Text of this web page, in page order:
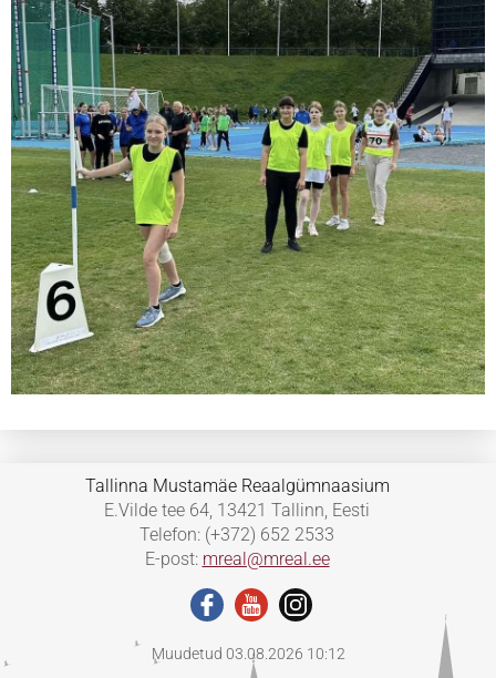
Tallinna Mustamäe Reaalgümnaasium
E.Vilde tee 64, 13421 Tallinn, Eesti
Telefon: (+372) 652 2533
E-post: mreal@mreal.ee
Muudetud 03.08.2026 10:12